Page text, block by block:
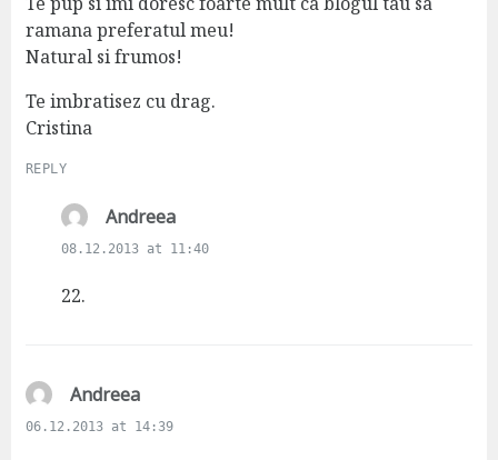
ramana preferatul meu!
Natural si frumos!
Te imbratisez cu drag.
Cristina
REPLY
Andreeas
a
08.12.2013 at 11:40
22.
Andreeas
a
06.12.2013 at 14:39